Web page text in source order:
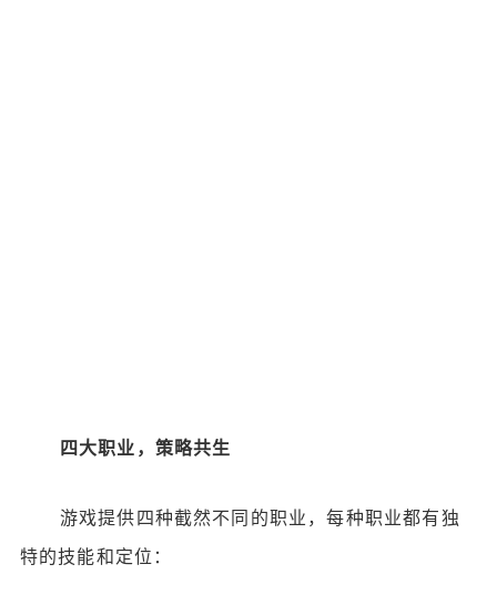
四大职业，策略共生
游戏提供四种截然不同的职业，每种职业都有独
特的技能和定位：